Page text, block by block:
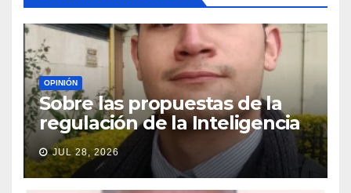
OPINIÓN
Sobre las propuestas de la
regulación de la Inteligencia
Artificial (IA) en la Rama
Judicial
JUL 28, 2026